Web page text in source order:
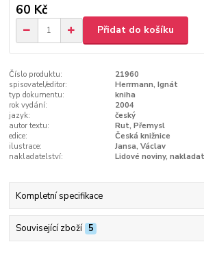
60 Kč
Přidat do košíku
Číslo produktu:
21960
spisovatel/editor:
Herrmann, Ignát
typ dokumentu:
kniha
rok vydání:
2004
jazyk:
český
autor textu:
Rut, Přemysl
edice:
Česká knižnice
ilustrace:
Jansa, Václav
nakladatelství:
Lidové noviny,
Kompletní specifikace
Související zboží 5